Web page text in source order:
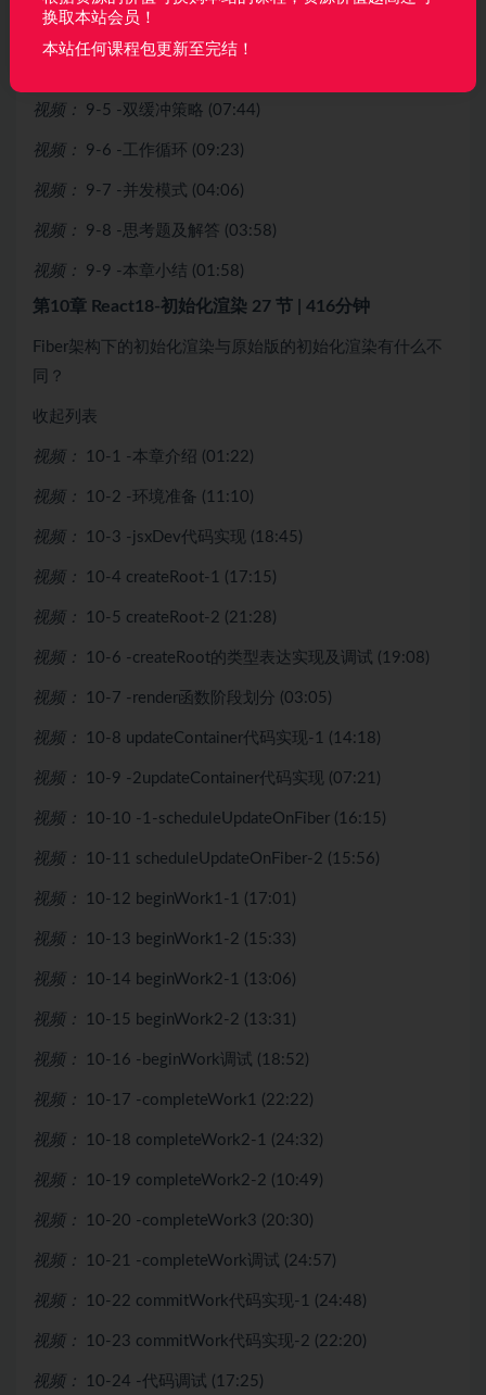
视频： 9-3 -Fiber架构是什么 (05:25)
视频： 9-5 -双缓冲策略 (07:44)
视频： 9-6 -工作循环 (09:23)
视频： 9-7 -并发模式 (04:06)
视频： 9-8 -思考题及解答 (03:58)
视频： 9-9 -本章小结 (01:58)
第10章 React18-初始化渲染 27 节 | 416分钟
Fiber架构下的初始化渲染与原始版的初始化渲染有什么不
同？
收起列表
视频： 10-1 -本章介绍 (01:22)
视频： 10-2 -环境准备 (11:10)
视频： 10-3 -jsxDev代码实现 (18:45)
视频： 10-4 createRoot-1 (17:15)
视频： 10-5 createRoot-2 (21:28)
视频： 10-6 -createRoot的类型表达实现及调试 (19:08)
视频： 10-7 -render函数阶段划分 (03:05)
视频： 10-8 updateContainer代码实现-1 (14:18)
视频： 10-9 -2updateContainer代码实现 (07:21)
视频： 10-10 -1-scheduleUpdateOnFiber (16:15)
视频： 10-11 scheduleUpdateOnFiber-2 (15:56)
视频： 10-12 beginWork1-1 (17:01)
视频： 10-13 beginWork1-2 (15:33)
视频： 10-14 beginWork2-1 (13:06)
视频： 10-15 beginWork2-2 (13:31)
视频： 10-16 -beginWork调试 (18:52)
视频： 10-17 -completeWork1 (22:22)
视频： 10-18 completeWork2-1 (24:32)
视频： 10-19 completeWork2-2 (10:49)
视频： 10-20 -completeWork3 (20:30)
视频： 10-21 -completeWork调试 (24:57)
视频： 10-22 commitWork代码实现-1 (24:48)
视频： 10-23 commitWork代码实现-2 (22:20)
视频： 10-24 -代码调试 (17:25)
换取本站会员！
本站任何课程包更新至完结！